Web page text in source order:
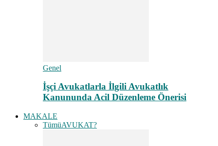
Genel
İşçi Avukatlarla İlgili Avukatlık
Kanununda Acil Düzenleme Önerisi
MAKALE
TümüAVUKAT?